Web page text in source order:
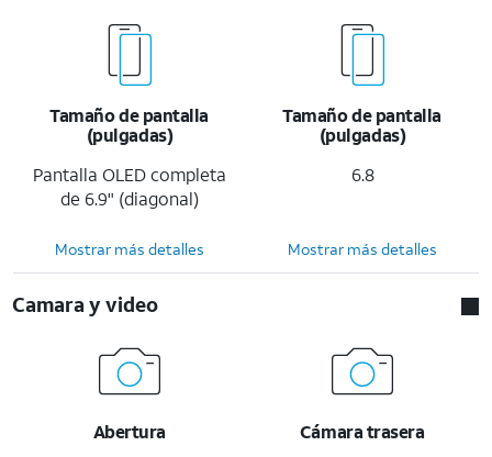
Tamaño de pantalla
(pulgadas)
Pantalla OLED completa
de 6.9" (diagonal)
Tamaño de pantalla
(pulgadas)
6.8
Mostrar más detalles Mostrar más detalles
Camara y video
Abertura
Cámara trasera